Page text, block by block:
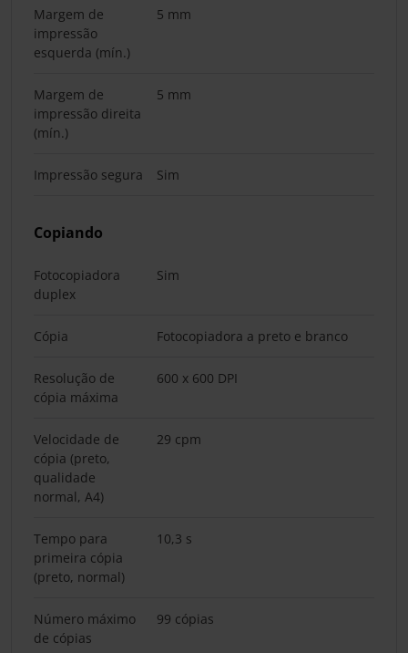
Margem de
impressão
esquerda (mín.)
5 mm
Margem de
impressão direita
(mín.)
5 mm
Impressão segura Sim
Copiando
Fotocopiadora
duplex
Sim
Cópia Fotocopiadora a preto e branco
Resolução de
cópia máxima
600 x 600 DPI
Velocidade de
cópia (preto,
qualidade
normal, A4)
29 cpm
Tempo para
primeira cópia
(preto, normal)
10,3 s
Número máximo
de cópias
99 cópias